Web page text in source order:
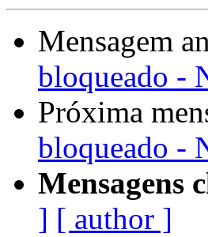
Mensagem
bloqueado -
Próxima
bloqueado -
Mensagens
] [ author ]